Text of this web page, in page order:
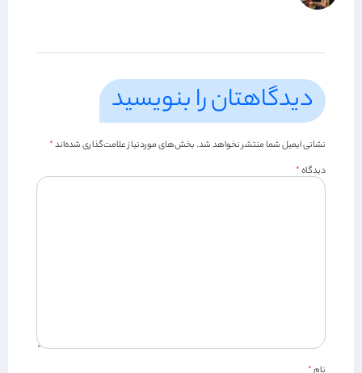
دیدگاهتان را بنویسید
نشانی ایمیل شما منتشر نخواهد شد.بخش‌های موردنیاز علامت‌گذاری شده‌اند*
دیدگاه*